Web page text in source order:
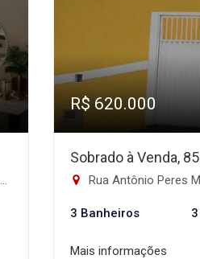
R$ 620.000
Sobrado à Venda,
Rua Antônio Peres
3 Banheiros
Mais informações